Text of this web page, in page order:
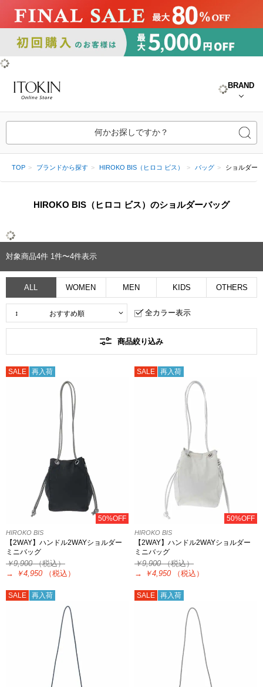
BRAND
何かお探しですか？
TOP ブランドから探す HIROKO BIS（ヒロコ ビス） バッグ ショルダー
HIROKO BIS（ヒロコ ビス）のショルダーバッグ
対象商品4件 1件〜4件表示
ALL WOMEN MEN KIDS OTHERS
全カラー表示
商品絞り込み
SALE 再入荷
50%OFF
HIROKO BIS
【2WAY】ハンドル2WAYショルダー
ミニバッグ
￥9,900（税込）
→
￥4,950 （税込）
SALE 再入荷
50%OFF
HIROKO BIS
【2WAY】ハンドル2WAYショルダー
ミニバッグ
￥9,900（税込）
→
￥4,950 （税込）
SALE 再入荷 SALE 再入荷